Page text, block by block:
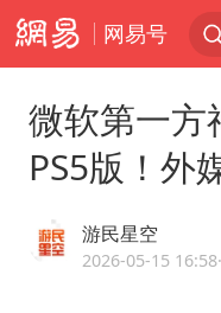
网易号
微软第一方
PS5版！外
游民星空
2026-05-15 16:58